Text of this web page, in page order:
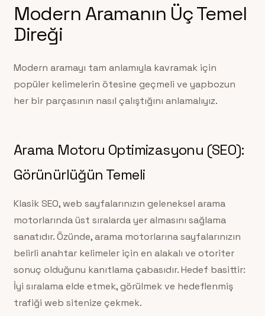
Modern Aramanın Üç Temel
Direği
Modern aramayı tam anlamıyla kavramak için
popüler kelimelerin ötesine geçmeli ve yapbozun
her bir parçasının nasıl çalıştığını anlamalıyız.
Arama Motoru Optimizasyonu (SEO):
Görünürlüğün Temeli
Klasik SEO, web sayfalarınızın geleneksel arama
motorlarında üst sıralarda yer almasını sağlama
sanatıdır. Özünde, arama motorlarına sayfalarınızın
belirli anahtar kelimeler için en alakalı ve otoriter
sonuç olduğunu kanıtlama çabasıdır. Hedef basittir:
İyi sıralama elde etmek, görülmek ve hedeflenmiş
trafiği web sitenize çekmek.